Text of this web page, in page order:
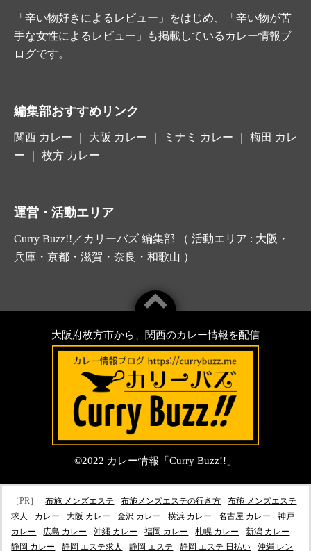
「辛い物好きによるレビュー」をはじめ、「辛い物が苦
手な女性によるレビュー」も掲載しているカレー情報ブ
ログです。
編集部おすすめリンク
関西 カレー 大阪 カレー ｜ ミナミ カレー ｜ 梅田 カレ
ー ｜ 枚方 カレー
運営・活動エリア
Curry Buzz!!／カリーバズ 編集部 （ 活動エリア : 大阪・
兵庫・京都・滋賀・奈良・和歌山 ）
大阪府枚方市から、関西のカレー情報を配信
©2022 カレー情報「Curry Buzz!!」
［PR］ 布施 メンズエステ 布施メンズエステの行き方
布施 メンズエステ
求人
カレー 大阪 カレー 金沢 カレー 横浜 カレー 名古屋 カレー
神戸
カレー
広島 カレー 沖縄 カレー 福岡 カレー 札幌 カレー
新潟 カレー
静岡 カレー
静岡 エステ求人 静岡 エステ 静岡 エステ 日払い 沖縄 レン